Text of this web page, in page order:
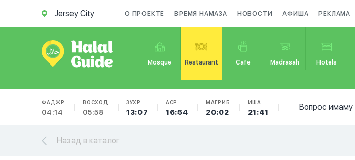
Jersey City О ПРОЕКТЕ ВРЕМЯ НАМАЗА НОВОСТИ АФИША РЕКЛАМА
Mosque Restaurant Cafe Madrasah Hotels
ФАДЖР
04:14
ВОСХОД
05:58
ЗУХР
13:07
АСР
16:54
МАГРИБ
20:02
ИША
21:41
Вопрос имаму
Назад в каталог